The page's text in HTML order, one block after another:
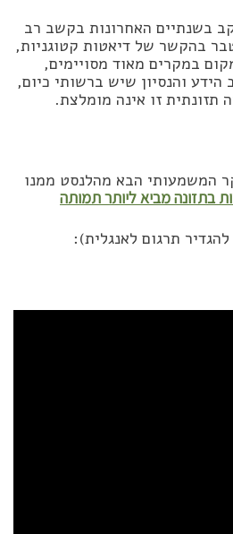
בשנתיים האחרונות בקשב רב
בהקשר של דיאטות קטוגניות,
במקרים מאוד מסויימים,
והנסיון שיש ברשותי כיום,
תזונתית זו אינה מומלצת.
המשמעותי הבא מהלנסט ממנו
בתזונה מביא ליותר תמותה
תרגום לאנגלית):